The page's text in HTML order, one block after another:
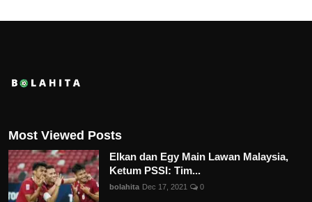
Most Viewed Posts
Elkan dan Egy Main Lawan Malaysia,
Ketum PSSI: Tim...
bolahita Dec 17, 2021 0